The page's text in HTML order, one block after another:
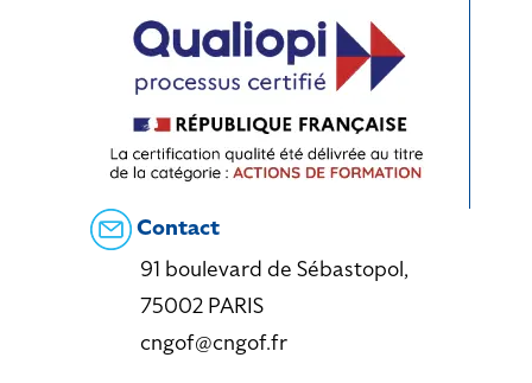
Contact
91 boulevard de Sébastopol,
75002 PARIS
cngof@cngof.fr